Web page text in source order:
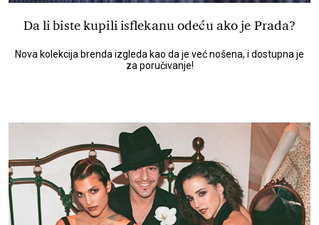
Da li biste kupili isflekanu odeću ako je Prada?
Nova kolekcija brenda izgleda kao da je već nošena, i dostupna je
za poručivanje!